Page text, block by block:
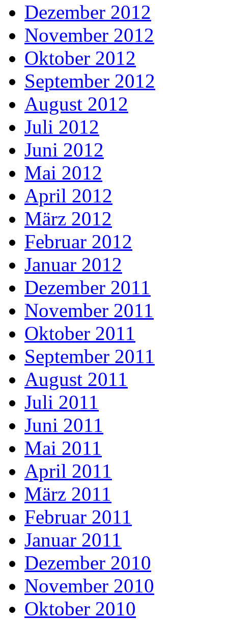
Dezember 2012
November 2012
Oktober 2012
September 2012
August 2012
Juli 2012
Juni 2012
Mai 2012
April 2012
März 2012
Februar 2012
Januar 2012
Dezember 2011
November 2011
Oktober 2011
September 2011
August 2011
Juli 2011
Juni 2011
Mai 2011
April 2011
März 2011
Februar 2011
Januar 2011
Dezember 2010
November 2010
Oktober 2010